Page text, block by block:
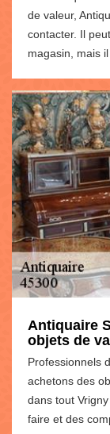
de valeur,
contacter. Il
magasin, mais
Antiquaire
objets de
Professionnels
achetons des
dans tout
faire et des